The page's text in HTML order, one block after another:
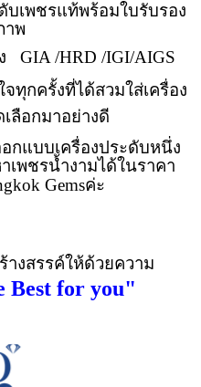
บเพชรแท้พร้อมใบรับรอง
พ
GIA /HRD /IGI/AIGS
จทุกครั้งที่ได้สวมใส่เครื่อง
ลือกมาอย่างดี
กแบบเครื่องประดับหนึ่ง
เพชรน้ำงามได้ในราคา
Gemsค่ะ
รรค์ให้ด้วยความ
Best for you"